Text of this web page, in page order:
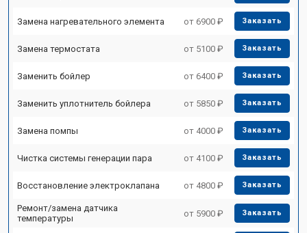
Замена нагревательного элемента от 6900 ₽ Заказать
Замена термостата от 5100 ₽ Заказать
Заменить бойлер от 6400 ₽ Заказать
Заменить уплотнитель бойлера от 5850 ₽ Заказать
Замена помпы от 4000 ₽ Заказать
Чистка системы генерации пара от 4100 ₽ Заказать
Восстановление электроклапана от 4800 ₽ Заказать
Ремонт/замена датчика
температуры
от 5900 ₽ Заказать